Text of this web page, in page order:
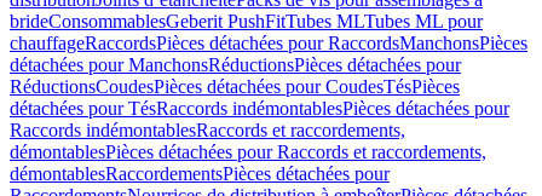
brideConsommablesGeberit PushFitTubes MLTubes ML pour
chauffageRaccordsPièces détachées pour RaccordsManchonsPièces
détachées pour ManchonsRéductionsPièces détachées pour
RéductionsCoudesPièces détachées pour CoudesTésPièces
détachées pour TésRaccords indémontablesPièces détachées pour
Raccords indémontablesRaccords et raccordements,
démontablesPièces détachées pour Raccords et raccordements,
démontablesRaccordementsPièces détachées pour